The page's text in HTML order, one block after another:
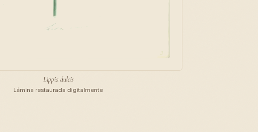
Lippia dulcis
Lámina restaurada digitalmente